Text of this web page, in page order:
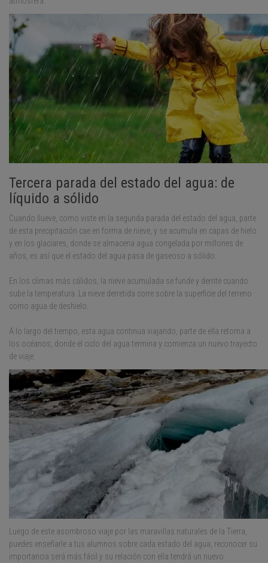
Tercera parada del estado del agua: de
líquido a sólido
Cuando llueve, como viste en la segunda parada del estado del agua, parte
de esta precipitación cae en forma de nieve, y se acumula en capas de hielo
y en los glaciares, donde se almacena agua congelada por millones de
años, es así que el estado del agua pasa de gaseoso a sólido.
En los climas más cálidos, la nieve acumulada se funde y derrite cuando
sube la temperatura. La nieve derretida corre sobre la superficie del terreno
como agua de deshielo.
A lo largo del tiempo, esta agua continua viajando, parte de ella retorna a
los océanos, donde el ciclo del agua termina y comienza un nuevo trayecto
de viaje.
Luego de este asombroso viaje por las maravillas naturales de la Tierra,
puedes enseñarle a tus alumnos sobre cada estado del agua, reconocer su
importancia será más fácil y su relación con ella tendrá un nuevo